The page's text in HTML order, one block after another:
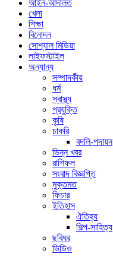
আইন-আদালত
খেলা
শিক্ষা
বিনোদন
সোশ্যাল মিডিয়া
লাইফস্টাইল
অন্যান্য
সম্পাদকীয়
ধর্ম
স্বাস্থ্য
প্রযুক্তি
কৃষি
চাকরি
বদলি-পদায়ন
ভিন্ন খবর
রাশিফল
সংবাদ বিজ্ঞপ্তি
মুক্তমত
ফিচার
ইতিহাস
ঐতিহ্য
শিল্প-সাহিত্য
ছবিঘর
ভিডিও